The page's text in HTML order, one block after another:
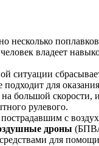
несколько
владеет
для
большой
рулевого.
с
дроны
для